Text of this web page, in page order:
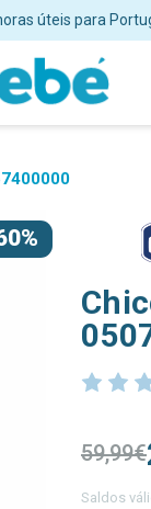
úteis para
59,99€
Saldos